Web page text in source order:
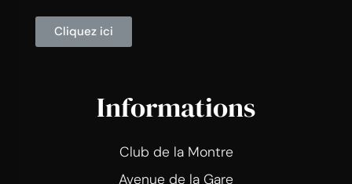
Cliquez ici
Informations
Club de la Montre
Avenue de la Gare